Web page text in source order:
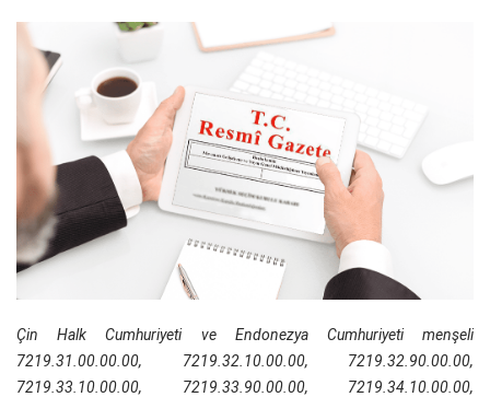
Çin Halk Cumhuriyeti ve Endonezya Cumhuriyeti menşeli
7219.31.00.00.00, 7219.32.10.00.00, 7219.32.90.00.00,
7219.33.10.00.00, 7219.33.90.00.00, 7219.34.10.00.00,